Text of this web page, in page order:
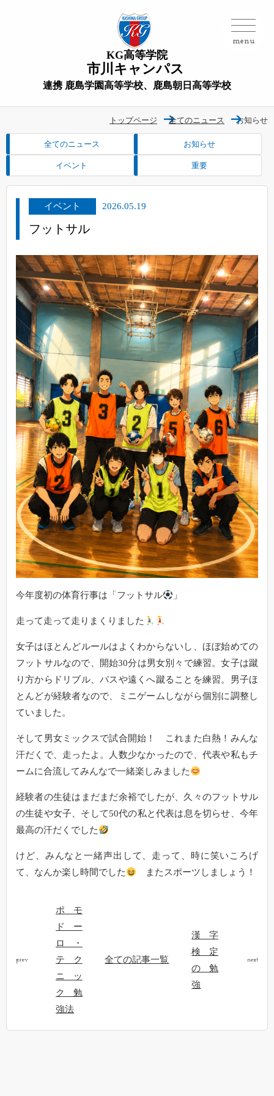
KG高等学院
市川キャンパス
連携 鹿島学園高等学校、鹿島朝日高等学校
menu
トップページ 全てのニュース お知らせ
全てのニュース お知らせ
イベント 重要
イベント 2026.05.19
フットサル
今年度初の体育行事は「フットサル 」
走って走って走りまくりました
女子はほとんどルールはよくわからないし、ほぼ始めての
フットサルなので、開始30分は男女別々で練習。女子は蹴
り方からドリブル、パスや遠くへ蹴ることを練習。男子ほ
とんどが経験者なので、ミニゲームしながら個別に調整し
ていました。
そして男女ミックスで試合開始！ これまた白熱！みんな
汗だくで、走ったよ。人数少なかったので、代表や私もチ
ームに合流してみんなで一緒楽しみました
経験者の生徒はまだまだ余裕でしたが、久々のフットサル
の生徒や女子、そして50代の私と代表は息を切らせ、今年
最高の汗だくでした
けど、みんなと一緒声出して、走って、時に笑いころげ
て、なんか楽し時間でした
またスポーツしましょう！
prev
ポモ
ドー
ロ・
テク
ニッ
ク勉
強法
全ての記事一覧
漢字
検定
の勉
強
next